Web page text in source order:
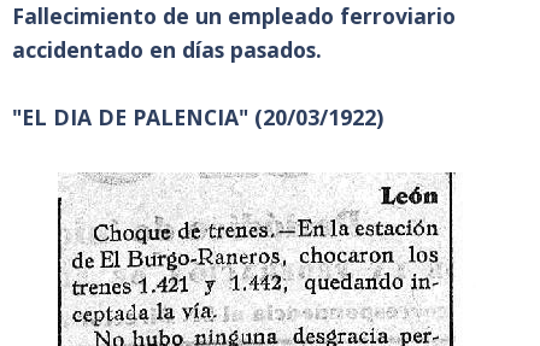
Fallecimiento de un empleado ferroviario
accidentado en días pasados.
"EL DIA DE PALENCIA" (20/03/1922)